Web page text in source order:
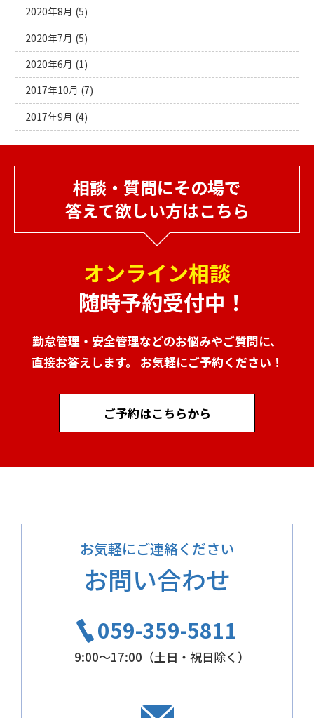
2020年8月 (5)
2020年7月 (5)
2020年6月 (1)
2017年10月 (7)
2017年9月 (4)
相談・質問にその場で
答えて欲しい方はこちら
オンライン相談
随時予約受付中！
勤怠管理・安全管理などのお悩みやご質問に、
直接お答えします。 お気軽にご予約ください！
ご予約はこちらから
お気軽にご連絡ください
お問い合わせ
059-359-5811
9:00～17:00（土日・祝日除く）